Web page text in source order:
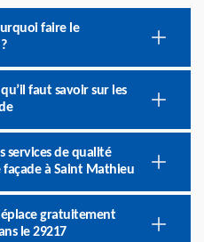
faire le
faut savoir sur les
services de qualité
à Saint Mathieu
gratuitement
le 29217